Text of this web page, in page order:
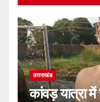
उत्तराखंड
कांवड़ यात्रा